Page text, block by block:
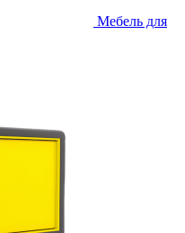
Мебель для